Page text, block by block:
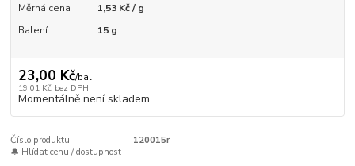
Měrná cena
1,53 Kč / g
Balení
15 g
23,00 Kč/bal
19,01 Kč bez DPH
Momentálně není skladem
Číslo produktu:
120015r
🔔 Hlídat cenu / dostupnost